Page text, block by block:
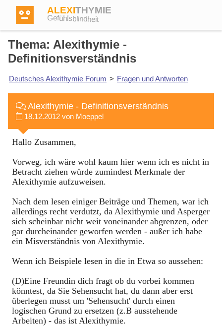
ALEXITHYMIE
Gefühlsblindheit
Anmelden
Test
Dictionary
Forum
Englisch Deutsch
Thema: Alexithymie -
Definitionsverständnis
Deutsches Alexithymie Forum > Fragen und Antworten
Alexithymie - Definitionsverständnis
18.12.2012 von Moeppel
Hallo Zusammen,
Vorweg, ich wäre wohl kaum hier wenn ich es nicht in
Betracht ziehen würde zumindest Merkmale der
Alexithymie aufzuweisen.
Nach dem lesen einiger Beiträge und Themen, war ich
allerdings recht verdutzt, da Alexithymie und Asperger
sich scheinbar nicht weit voneinander abgrenzen, oder
gar durcheinander geworfen werden - außer ich habe
ein Misverständnis von Alexithymie.
Wenn ich Beispiele lesen in die in Etwa so aussehen:
(D)Eine Freundin dich fragt ob du vorbei kommen
könntest, da Sie Sehensucht hat, du dann aber erst
überlegen musst um 'Sehensucht' durch einen
logischen Grund zu ersetzen (z.B ausstehende
Arbeiten) - das ist Alexithymie.